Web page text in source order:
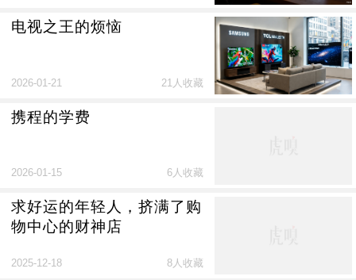
电视之王的烦恼
2026-01-21 21人收藏
携程的学费
2026-01-15 6人收藏
求好运的年轻人，挤满了购
物中心的财神店
2025-12-18 8人收藏